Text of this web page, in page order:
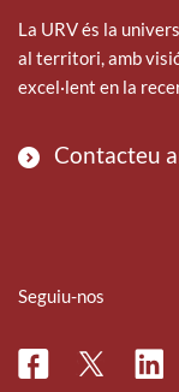
La URV és la
al territori, amb
excel·lent en la
Contacteu
Seguiu-nos
FacebookTwitter